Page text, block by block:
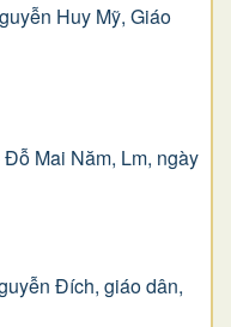
Huy Mỹ, Giáo
Mai Năm, Lm, ngày
Ðích, giáo dân,